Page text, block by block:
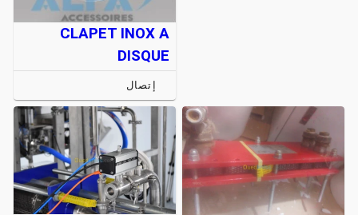
CLAPET INOX A
DISQUE
إتصال